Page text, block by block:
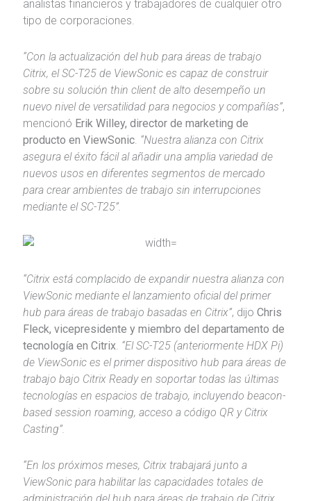
analistas financieros y trabajadores de cualquier otro
tipo de corporaciones.
“Con la actualización del hub para áreas de trabajo
Citrix, el SC-T25 de ViewSonic es capaz de construir
sobre su solución thin client de alto desempeño un
nuevo nivel de versatilidad para negocios y compañías”,
mencionó Erik Willey, director de marketing de
producto en ViewSonic. “Nuestra alianza con Citrix
asegura el éxito fácil al añadir una amplia variedad de
nuevos usos en diferentes segmentos de mercado
para crear ambientes de trabajo sin interrupciones
mediante el SC-T25”.
“Citrix está complacido de expandir nuestra alianza con
ViewSonic mediante el lanzamiento oficial del primer
hub para áreas de trabajo basadas en Citrix”, dijo Chris
Fleck, vicepresidente y miembro del departamento de
tecnología en Citrix. “El SC-T25 (anteriormente HDX Pi)
de ViewSonic es el primer dispositivo hub para áreas de
trabajo bajo Citrix Ready en soportar todas las últimas
tecnologías en espacios de trabajo, incluyendo beacon-
based session roaming, acceso a código QR y Citrix
Casting”.
“En los próximos meses, Citrix trabajará junto a
ViewSonic para habilitar las capacidades totales de